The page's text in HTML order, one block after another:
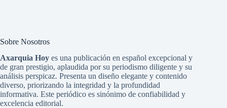
Sobre Nosotros
Axarquia Hoy es una publicación en español excepcional y
de gran prestigio, aplaudida por su periodismo diligente y su
análisis perspicaz. Presenta un diseño elegante y contenido
diverso, priorizando la integridad y la profundidad
informativa. Este periódico es sinónimo de confiabilidad y
excelencia editorial.